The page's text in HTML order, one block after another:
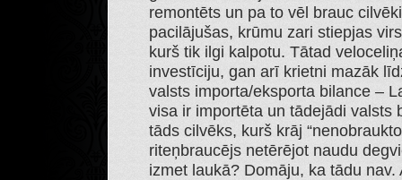
remontēts un pa to vēl brauc
pacilājušas, krūmu zari stiepjas
kurš tik ilgi kalpotu. Tātad
investīciju, gan arī krietni mazāk
valsts importa/eksporta bilance –
visa ir importēta un tādejādi valsts
tāds cilvēks, kurš krāj
riteņbraucējs netērējot naudu
izmet laukā? Domāju, ka tādu